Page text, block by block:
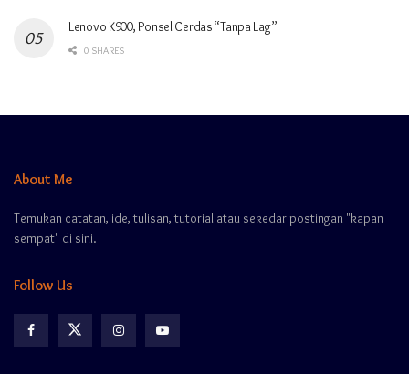
Lenovo K900, Ponsel Cerdas “Tanpa Lag”
0 SHARES
About Me
Temukan catatan, ide, tulisan, tutorial atau sekedar postingan "kapan
sempat" di sini.
Follow Us